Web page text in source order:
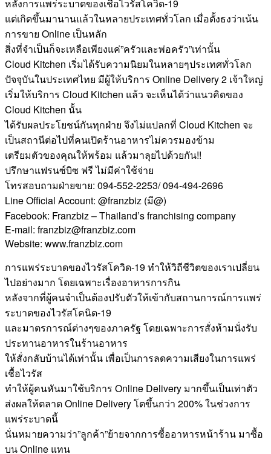
หลังการแพร่ระบาดของเชื้อไวรัสโควิด-19
แต่เกิดขึ้นมานานแล้วในหลายประเทศทั่วโลก เมื่อตั้งธงว่าเน้น
การขาย Online เป็นหลัก
สิ่งที่จำเป็นก็จะเหลือเพียงแค่”ครัวและพ่อครัว”เท่านั้น
Cloud Kitchen เริ่มได้รับความนิยมในหลายๆประเทศทั่วโลก
ปัจจุบันในประเทศไทย มีผู้ให้บริการ Online Delivery 2 เจ้าใหญ่
เริ่มให้บริการ Cloud Kitchen แล้ว จะเห็นได้ว่าแนวคิดของ
Cloud Kitchen นั้น
ได้รับผลประโยชน์กันทุกฝ่าย จึงไม่แปลกที่ Cloud Kitchen จะ
เป็นสถานีต่อไปที่คนเปิดร้านอาหารไม่ควรมองข้าม
เตรียมตัวของคุณให้พร้อม แล้วมาลุยไปด้วยกัน!!
ปรึกษาแฟรนซ์บิซ ฟรี ไม่มีค่าใช้จ่าย
โทรสอบถามฝ่ายขาย: 094-552-2253/ 094-494-2696
Line Official Account: @franzbiz (มี@)
Facebook: Franzbiz – Thailand’s franchising company
E-mail: franzbiz@franzbiz.com
Website: www.franzbiz.com
การแพร่ระบาดของไวรัสโควิด-19 ทำให้วิถีชีวิตของเราเปลี่ยน
ไปอย่างมาก โดยเฉพาะเรื่องอาหารการกิน
หลังจากที่ผู้คนจำเป็นต้องปรับตัวให้เข้ากับสถานการณ์การแพร่
ระบาดของไวรัสโคนิด-19
และมาตรการณ์ต่างๆของภาครัฐ โดยเฉพาะการสั่งห้ามนั่งรับ
ประทานอาหารในร้านอาหาร
ให้สั่งกลับบ้านได้เท่านั้น เพื่อเป็นการลดความเสียงในการแพร่
เชื้อไวรัส
ทำให้ผู้คนหันมาใช้บริการ Online Delivery มากขึ้นเป็นเท่าตัว
ส่งผลให้ตลาด Online Delivery โตขึ้นกว่า 200% ในช่วงการ
แพร่ระบาดนี้
นั่นหมายความว่า”ลูกค้า”ย้ายจากการซื้ออาหารหน้าร้าน มาซื้อ
บน Online แทน